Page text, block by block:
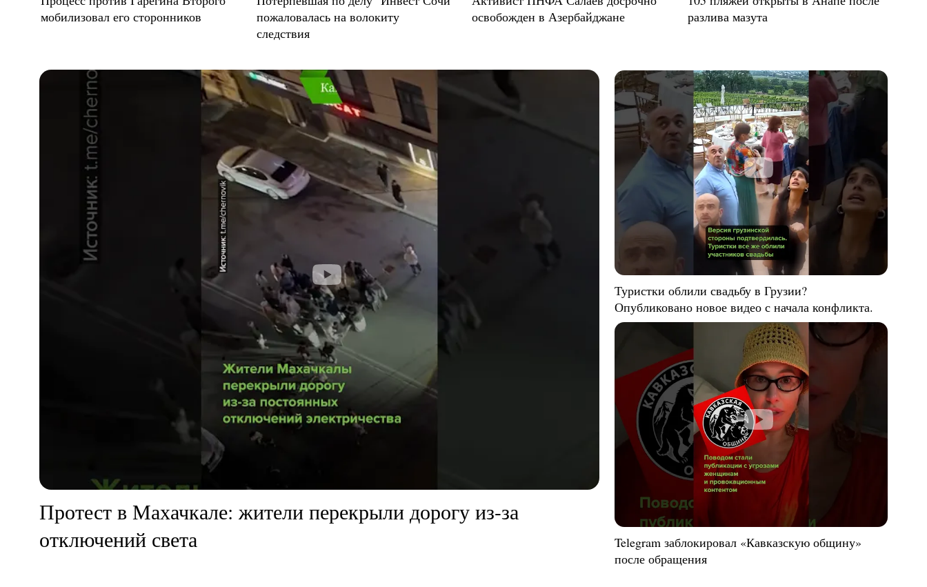
мобилизовал его сторонников
пожаловалась на волокиту
следствия
освобожден в Азербайджане
разлива мазута
Протест в Махачкале: жители перекрыли дорогу из-за
отключений света
Туристки облили свадьбу в Грузии?
Опубликовано новое видео с начала конфликта.
Telegram заблокировал «Кавказскую общину»
после обращения